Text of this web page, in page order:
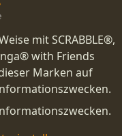
mit SCRABBLE®,
with Friends
Marken auf